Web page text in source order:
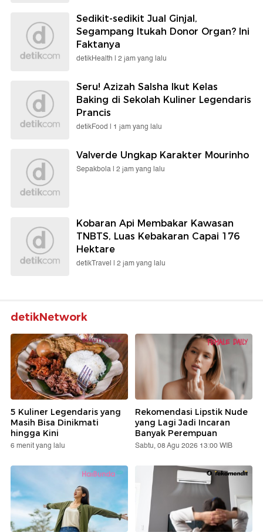
Sedikit-sedikit Jual Ginjal,
Segampang Itukah Donor Organ? Ini
Faktanya
detikHealth | 2 jam yang lalu
Seru! Azizah Salsha Ikut Kelas
Baking di Sekolah Kuliner Legendaris
Prancis
detikFood | 1 jam yang lalu
Valverde Ungkap Karakter Mourinho
Sepakbola | 2 jam yang lalu
Kobaran Api Membakar Kawasan
TNBTS, Luas Kebakaran Capai 176
Hektare
detikTravel | 2 jam yang lalu
detikNetwork
5 Kuliner Legendaris yang
Masih Bisa Dinikmati
hingga Kini
6 menit yang lalu
Rekomendasi Lipstik Nude
yang Lagi Jadi Incaran
Banyak Perempuan
Sabtu, 08 Agu 2026 13:00 WIB